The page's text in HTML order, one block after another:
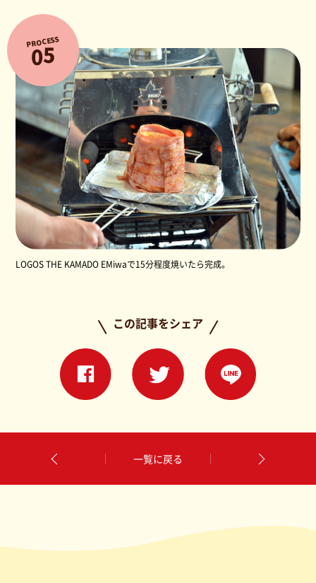
PROCESS
05
LOGOS THE KAMADO EMiwaで15分程度焼いたら完成。
この記事をシェア
一覧に戻る